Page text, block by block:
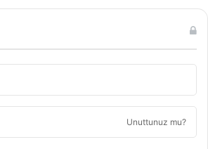
Unuttunuz mu?